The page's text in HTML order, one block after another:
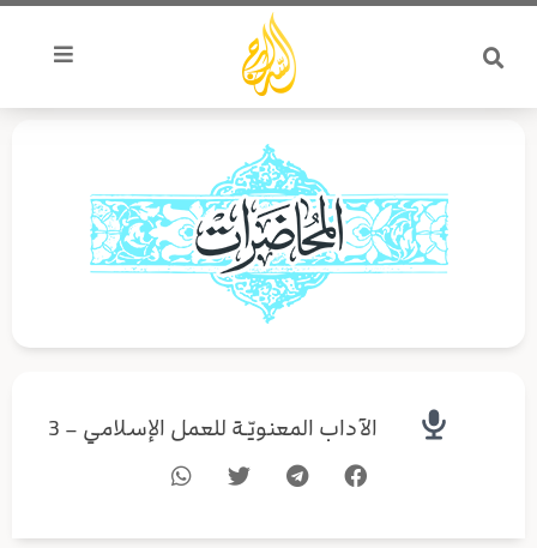
تخطي
المحتوى
الآداب المعنويّـة للعمل الإسلامي – 3